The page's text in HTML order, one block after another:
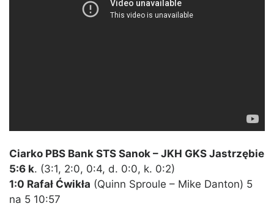
Ciarko PBS Bank STS Sanok – JKH GKS Jastrzębie
5:6 k. (3:1, 2:0, 0:4, d. 0:0, k. 0:2)
1:0 Rafał Ćwikła (Quinn Sproule – Mike Danton) 5
na 5 10:57